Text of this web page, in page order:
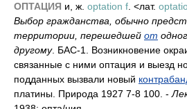
ОПТАЦИЯ и, ж. optation f . <лат.
Выбор гражданства, обычно
территории, перешедшей от
другому. БАС-1. Возникновение
связанные с ними оптация и выезд
подданных вызвали новый
платины. Природа 1927 7-8 100. -